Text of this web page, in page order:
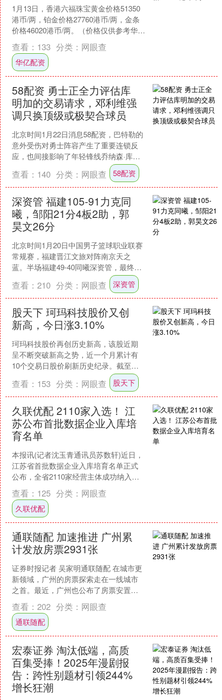
1月13日，香港六福珠宝黄金价格51350
港币/两，铂金价格27760港币/两，金条
价格46020港币/两。（价格仅供参考华亿
配资，以门店实际为准）同日上海黄
金....
查看： 133 分类： 网眼查
华亿配资
58配资 勇士正全力评估库
明加的交易请求，邓利维强
调只换顶级或极契合球员
北京时间1月22日消息58配资，巴特勒的
意外受伤对勇士阵容产生了重要连锁反
应，也间接影响了年轻锋线乔纳森·库明
加的状态。过去一个月，库明加仅获得
10分钟的上场时....
查看： 140 分类： 网眼查 58配资
深资管 福建105-91力克同
曦，邹阳21分4板2助，郭
昊文26分
北京时间1月20日中国男子篮球职业联赛
常规赛，福建晋江文旅对阵南京天之
蓝。半场福建49-40同曦深资管，最终福
建105-91同曦。 福建晋江文旅特拉维斯
24分....
查看： 210 分类： 网眼查 深资管
股天下 珂玛科技股价又创
新高，今日涨3.10%
珂玛科技股价再创历史新高，该股近期
呈不断突破新高之势，近一个月累计有
10个交易日股价刷新历史纪录。截至
09:44，该股目前上涨3.10%，股价报
139.14元股....
查看： 153 分类： 网眼查 股天下
久联优配 2110家入选！ 江
苏公布首批数据企业入库培
育名单
本报讯(记者沈玉青通讯员苏数轩)近日，
江苏省首批数据企业入库培育名单正式
公布，全省2110家经营主体成功纳入培
育库，覆盖数据资源、数据技术、数据
服务、数据应用、....
查看： 125 分类： 网眼查
久联优配
通联随配 加速推进 广州累
计发放房票2931张
证券时报记者 吴家明通联随配 在城市更
新领域，广州的房票探索走在一线城市
之首。最近，广州也公布了房票安置的
最新进展。 近日通联随配，广州市规划
和自然资源局披露的....
查看： 202 分类： 网眼查
通联随配
宏泰证券 淘汰低端，高质
百集受捧！2025年漫剧报
告：跨性别题材引领244%
增长狂潮